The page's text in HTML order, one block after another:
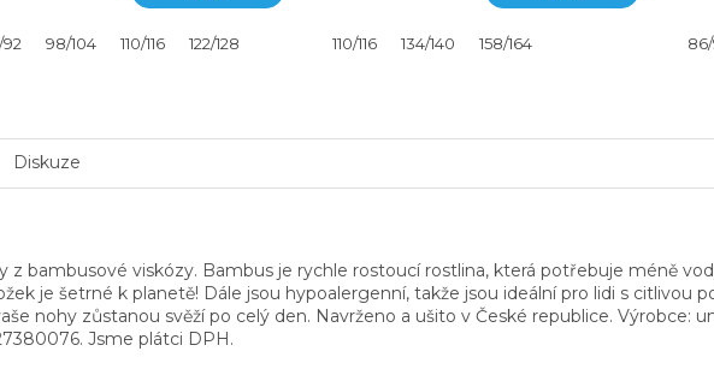
152 158/164
98/104 110/116 122/128 110/116 134/140 158/164
Diskuze
z bambusové viskózy. Bambus je rychle rostoucí rostlina, která potřebuje méně
je šetrné k planetě! Dále jsou hypoalergenní, takže jsou ideální pro lidi s citlivou
nohy zůstanou svěží po celý den. Navrženo a ušito v České republice. Výrobce:
Jsme plátci DPH.